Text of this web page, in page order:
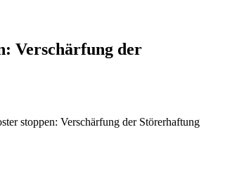
Verschärfung der
stoppen: Verschärfung der Störerhaftung